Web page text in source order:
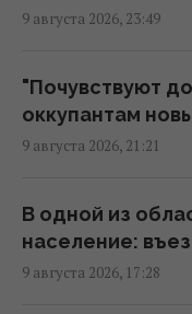
Украина
Spiegel
00:08 понедельник, 10
строительстве
фейк
22:13 воскресенье, 09
9 августа 2026, 23:49
"Почувствуют
оккупантам
9 августа 2026, 21:21
В одной из
население:
9 августа 2026, 17:28